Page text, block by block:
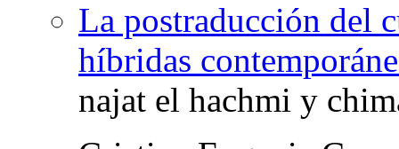
La postraducción del
híbridas
najat el hachmi y